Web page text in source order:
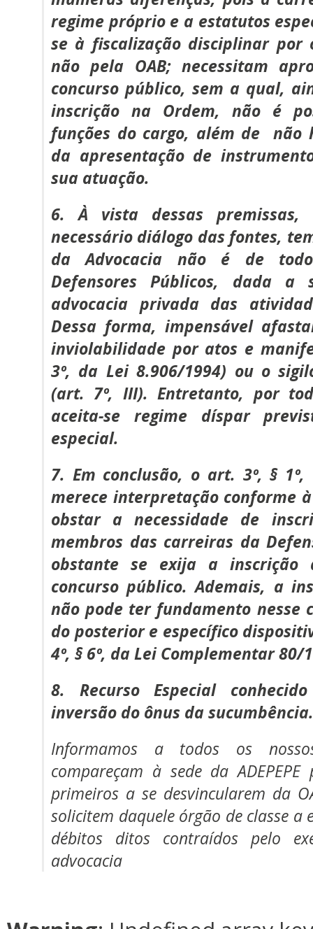
regime próprio e a estatutos
se à fiscalização disciplinar por
não pela OAB; necessitam
concurso público, sem a qual,
inscrição na Ordem, não é
funções do cargo, além de não
da apresentação de
sua atuação.
6. À vista dessas premissas,
necessário diálogo das fontes,
da Advocacia não é de
Defensores Públicos, dada a
advocacia privada das
Dessa forma, impensável
inviolabilidade por atos e
3º, da Lei 8.906/1994) ou o
(art. 7º, III). Entretanto, por
aceita-se regime díspar
especial.
7. Em conclusão, o art. 3º, §
merece interpretação conforme
obstar a necessidade de
membros das carreiras da
obstante se exija a inscrição
concurso público. Ademais, a
não pode ter fundamento nesse
do posterior e específico
4º, § 6º, da Lei Complementar 80/
8. Recurso Especial
inversão do ônus da sucumbência.
Informamos a todos os
compareçam à sede da
primeiros a se desvincularem da
solicitem daquele órgão de classe a
débitos ditos contraídos pelo
advocacia